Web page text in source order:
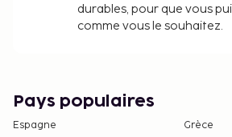
durables, pour que vous
comme vous le souhaitez.
Pays populaires
Espagne
Grèce